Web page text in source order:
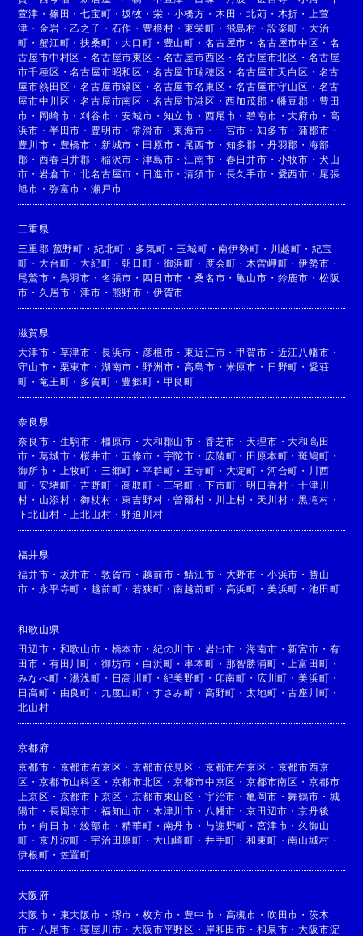
萱津 ・ 篠田 ・七宝町 ・坂牧 ・ 栄 ・ 小橋方 ・ 木田 ・北苅 ・ 木折 ・
上萱
津 ・金岩 ・乙之子 ・ 石作 ・ 豊根村 ・東栄町 ・ 飛島村 ・ 設楽町 ・ 大治
町 ・蟹江町 ・扶桑町 ・大口町 ・ 豊山町 ・ 名古屋市 ・ 名古屋市中区 ・ 名
古屋市中村区 ・名古屋市東区 ・ 名古屋市西区 ・名古屋市北区 ・ 名古屋
市千種区 ・名古屋市昭和区 ・ 名古屋市瑞穂区 ・名古屋市天白区 ・ 名古
屋市熱田区 ・名古屋市緑区 ・ 名古屋市名東区 ・名古屋市守山区 ・ 名古
屋市中川区 ・名古屋市南区 ・ 名古屋市港区 ・西加茂郡 ・幡豆郡 ・ 豊田
市 ・ 岡崎市 ・刈谷市 ・安城市 ・ 知立市 ・ 西尾市 ・碧南市 ・大府市 ・ 高
浜市 ・ 半田市 ・ 豊明市 ・常滑市 ・東海市 ・ 一宮市 ・ 知多市 ・蒲郡市 ・
豊川市 ・ 豊橋市 ・ 新城市 ・ 田原市 ・ 尾西市 ・ 知多郡 ・ 丹羽郡 ・ 海部
郡 ・西春日井郡 ・ 稲沢市 ・津島市 ・江南市 ・ 春日井市 ・ 小牧市 ・ 犬山
市 ・岩倉市 ・北名古屋市 ・ 日進市 ・清須市 ・ 長久手市 ・ 愛西市 ・ 尾張
旭市 ・ 弥富市 ・瀬戸市
三重県
三重郡 菰野町 ・ 紀北町 ・ 多気町 ・ 玉城町 ・南伊勢町 ・ 川越町 ・ 紀宝
町 ・大台町 ・大紀町 ・朝日町 ・ 御浜町 ・ 度会町 ・ 木曽岬町 ・伊勢市 ・
尾鷲市 ・ 鳥羽市 ・ 名張市 ・ 四日市市 ・桑名市 ・亀山市 ・ 鈴鹿市 ・ 松阪
市 ・ 久居市 ・津市 ・ 熊野市 ・ 伊賀市
滋賀県
大津市 ・ 草津市 ・ 長浜市 ・ 彦根市 ・東近江市 ・甲賀市 ・ 近江八幡市 ・
守山市 ・ 栗東市 ・ 湖南市 ・野洲市 ・高島市 ・ 米原市 ・ 日野町 ・ 愛荘
町 ・竜王町 ・ 多賀町 ・ 豊郷町 ・ 甲良町
奈良県
奈良市 ・ 生駒市 ・ 橿原市 ・大和郡山市 ・ 香芝市 ・ 天理市 ・大和高田
市 ・葛城市 ・桜井市 ・五條市 ・ 宇陀市 ・ 広陵町 ・ 田原本町 ・斑鳩町 ・
御所市 ・ 上牧町 ・ 三郷町 ・平群町 ・ 王寺町 ・ 大淀町 ・ 河合町 ・ 川西
町 ・安堵町 ・吉野町 ・高取町 ・ 三宅町 ・ 下市町 ・明日香村 ・十津川
村 ・ 山添村 ・御杖村 ・東吉野村 ・曽爾村 ・ 川上村 ・ 天川村 ・黒滝村 ・
下北山村 ・ 上北山村 ・野迫川村
福井県
福井市 ・ 坂井市 ・ 敦賀市 ・ 越前市 ・鯖江市 ・ 大野市 ・ 小浜市 ・ 勝山
市 ・永平寺町 ・ 越前町 ・若狭町 ・南越前町 ・ 高浜町 ・ 美浜町 ・ 池田町
和歌山県
田辺市 ・ 和歌山市 ・ 橋本市 ・ 紀の川市 ・ 岩出市 ・海南市 ・新宮市 ・ 有
田市 ・ 有田川町 ・ 御坊市 ・ 白浜町 ・ 串本町 ・ 那智勝浦町 ・ 上富田町 ・
みなべ町 ・湯浅町 ・ 日高川町 ・ 紀美野町 ・ 印南町 ・ 広川町 ・美浜町 ・
日高町 ・ 由良町 ・ 九度山町 ・ すさみ町 ・ 高野町 ・太地町 ・古座川町 ・
北山村
京都府
京都市 ・ 京都市右京区 ・京都市伏見区 ・ 京都市左京区 ・ 京都市西京
区 ・京都市山科区 ・ 京都市北区 ・京都市中京区 ・京都市南区 ・ 京都市
上京区 ・ 京都市下京区 ・京都市東山区 ・ 宇治市 ・亀岡市 ・舞鶴市 ・ 城
陽市 ・ 長岡京市 ・ 福知山市 ・ 木津川市 ・ 八幡市 ・京田辺市 ・京丹後
市 ・向日市 ・綾部市 ・精華町 ・ 南丹市 ・ 与謝野町 ・ 宮津市 ・ 久御山
町 ・京丹波町 ・宇治田原町 ・ 大山崎町 ・ 井手町 ・和束町 ・南山城村 ・
伊根町 ・ 笠置町
大阪府
大阪市 ・ 東大阪市 ・ 堺市 ・枚方市 ・ 豊中市 ・ 高槻市 ・ 吹田市 ・ 茨木
市 ・ 八尾市 ・寝屋川市 ・大阪市平野区 ・ 岸和田市 ・ 和泉市 ・大阪市淀